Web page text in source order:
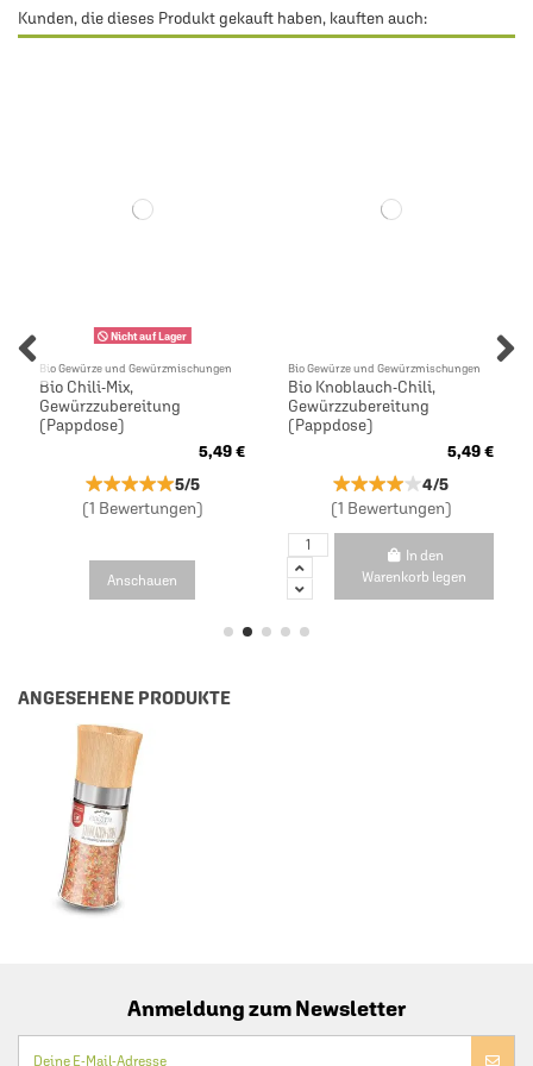
Kunden, die dieses Produkt gekauft haben, kauften auch:
Nicht auf Lager
Bio Gewürze und Gewürzmischungen
Bio Chili-Mix,
Gewürzzubereitung
(Pappdose)
5,49 €
★★★★★
★★★★★5/5
(1 Bewertungen)
Anschauen
Bio Gewürze und Gewürzmischungen
Bio Knoblauch-Chili,
Gewürzzubereitung
(Pappdose)
5,49 €
★★★★★
★★★★★4/5
(1 Bewertungen)
In den
Warenkorb legen
ANGESEHENE PRODUKTE
Anmeldung zum Newsletter